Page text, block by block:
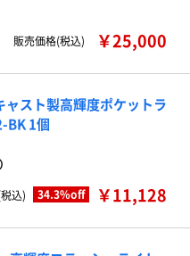
販売価格(税込) ￥25,000
ャスト製高輝度ポケットラ
BK 1個
込) 34.3%off ￥11,128